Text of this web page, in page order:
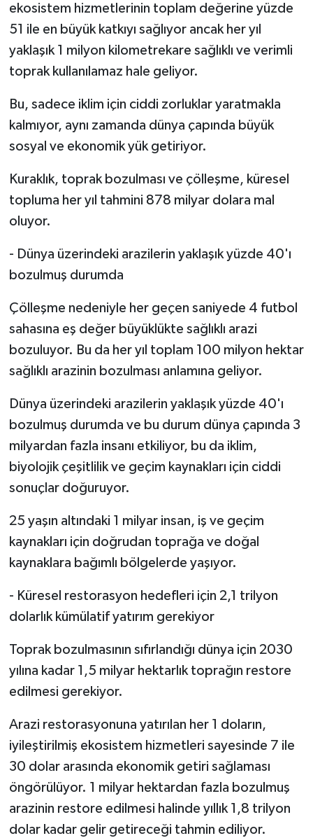
ekosistem hizmetlerinin toplam değerine yüzde
51 ile en büyük katkıyı sağlıyor ancak her yıl
yaklaşık 1 milyon kilometrekare sağlıklı ve verimli
toprak kullanılamaz hale geliyor.
Bu, sadece iklim için ciddi zorluklar yaratmakla
kalmıyor, aynı zamanda dünya çapında büyük
sosyal ve ekonomik yük getiriyor.
Kuraklık, toprak bozulması ve çölleşme, küresel
topluma her yıl tahmini 878 milyar dolara mal
oluyor.
- Dünya üzerindeki arazilerin yaklaşık yüzde 40'ı
bozulmuş durumda
Çölleşme nedeniyle her geçen saniyede 4 futbol
sahasına eş değer büyüklükte sağlıklı arazi
bozuluyor. Bu da her yıl toplam 100 milyon hektar
sağlıklı arazinin bozulması anlamına geliyor.
Dünya üzerindeki arazilerin yaklaşık yüzde 40'ı
bozulmuş durumda ve bu durum dünya çapında 3
milyardan fazla insanı etkiliyor, bu da iklim,
biyolojik çeşitlilik ve geçim kaynakları için ciddi
sonuçlar doğuruyor.
25 yaşın altındaki 1 milyar insan, iş ve geçim
kaynakları için doğrudan toprağa ve doğal
kaynaklara bağımlı bölgelerde yaşıyor.
- Küresel restorasyon hedefleri için 2,1 trilyon
dolarlık kümülatif yatırım gerekiyor
Toprak bozulmasının sıfırlandığı dünya için 2030
yılına kadar 1,5 milyar hektarlık toprağın restore
edilmesi gerekiyor.
Arazi restorasyonuna yatırılan her 1 doların,
iyileştirilmiş ekosistem hizmetleri sayesinde 7 ile
30 dolar arasında ekonomik getiri sağlaması
öngörülüyor. 1 milyar hektardan fazla bozulmuş
arazinin restore edilmesi halinde yıllık 1,8 trilyon
dolar kadar gelir getireceği tahmin ediliyor.